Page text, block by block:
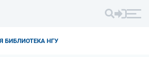
БИБЛИОТЕКА НГУ